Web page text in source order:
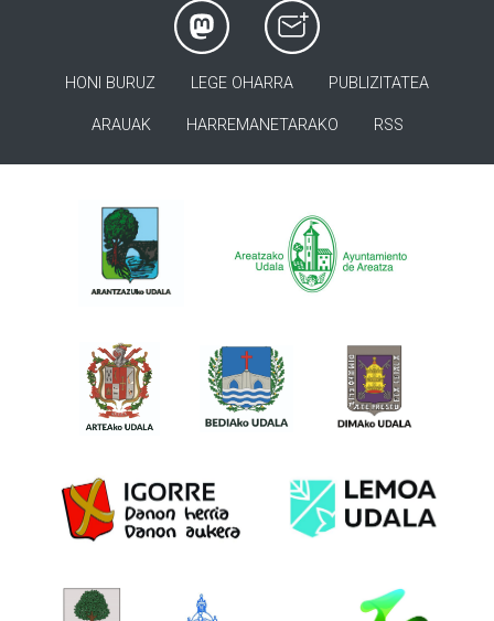
HONI BURUZ LEGE OHARRA PUBLIZITATEA
ARAUAK HARREMANETARAKO RSS